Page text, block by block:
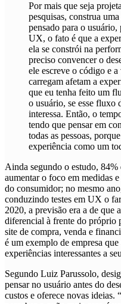
Por mais que seja
pesquisas, construa
pensado para o usuário,
UX, o fato é que a
ela se constrói na
preciso convencer o
ele escreve o código e
carregam afetam a
que eu tenha feito um
o usuário, se esse fluxo
interessa. Então, o
tendo que pensar em
todas as pessoas,
experiência como um
Ainda segundo o estudo, 84%
aumentar o foco em medidas
do consumidor; no mesmo
conduzindo testes em UX o
2020, a previsão era a de que
diferencial à frente do próprio
site de compra, venda e
é um exemplo de empresa
experiências interessantes a
Segundo Luiz Parussolo,
pensar no usuário antes do
custos e oferece novas ideias.